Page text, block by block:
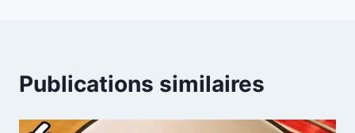
Publications similaires